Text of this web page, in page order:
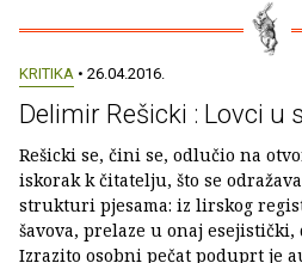
KRITIKA • 26.04.2016.
Delimir Rešicki : Lovci u
Rešicki se, čini se, odlučio na
iskorak k čitatelju, što se
strukturi pjesama: iz lirskog
šavova, prelaze u onaj
Izrazito osobni pečat poduprt je